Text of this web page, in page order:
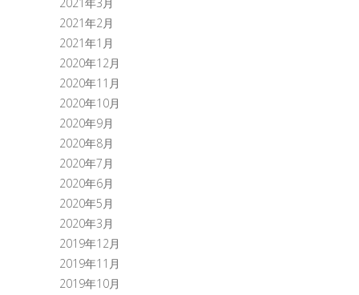
2021年2月
2021年1月
2020年12月
2020年11月
2020年10月
2020年9月
2020年8月
2020年7月
2020年6月
2020年5月
2020年3月
2019年12月
2019年11月
2019年10月